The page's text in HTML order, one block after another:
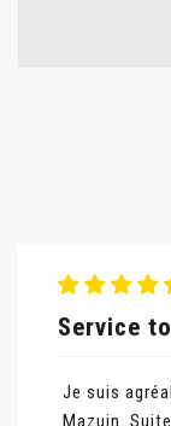
Service
Je suis
Mazuin.